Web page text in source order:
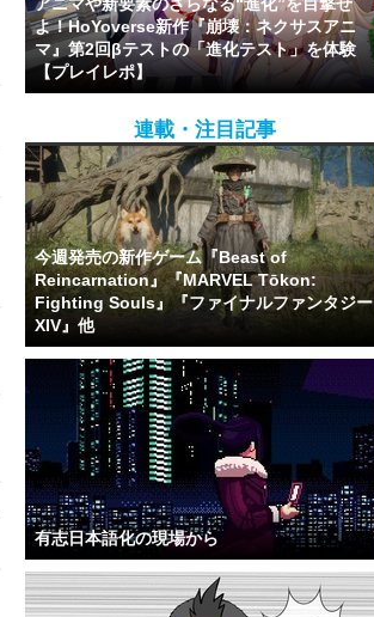
よ！HoYoverse新作『崩壊：ネクサスアニ
マ』第2回βテストの「進化テスト」を体験
【プレイレポ】
連載・注目記事
今週発売の新作ゲーム『Beast of
Reincarnation』『MARVEL Tōkon:
Fighting Souls』『ファイナルファンタジー
XIV』他
有志日本語化の現場から